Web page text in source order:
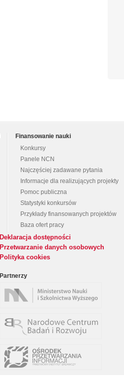
Finansowanie nauki
Konkursy
Panele NCN
Najczęściej zadawane pytania
Informacje dla realizujących projekty
Pomoc publiczna
Statystyki konkursów
Przykłady finansowanych projektów
Baza ofert pracy
Deklaracja dostępności
Przetwarzanie danych osobowych
Polityka cookies
Partnerzy